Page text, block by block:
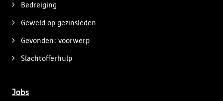
Bedreiging
Geweld op gezinsleden
Gevonden: voorwerp
Slachtofferhulp
Jobs